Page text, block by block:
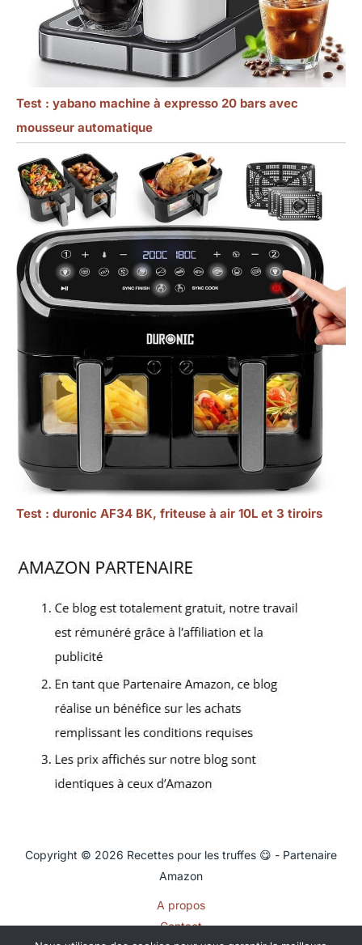
Test : yabano machine à expresso 20 bars avec
mousseur automatique
Test : duronic AF34 BK, friteuse à air 10L et 3 tiroirs
Copyright © 2026 Recettes pour les truffes 😋 - Partenaire
Amazon
A propos
Contact